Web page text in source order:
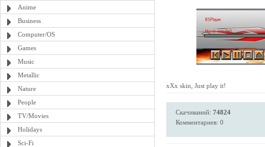
Anime
Business
Computer/OS
Games
Music
Metallic
Nature
People
TV/Movies
Holidays
Sci-Fi
xXx skin, Just play it!
Скачиваний: 74824
Комментариев: 0